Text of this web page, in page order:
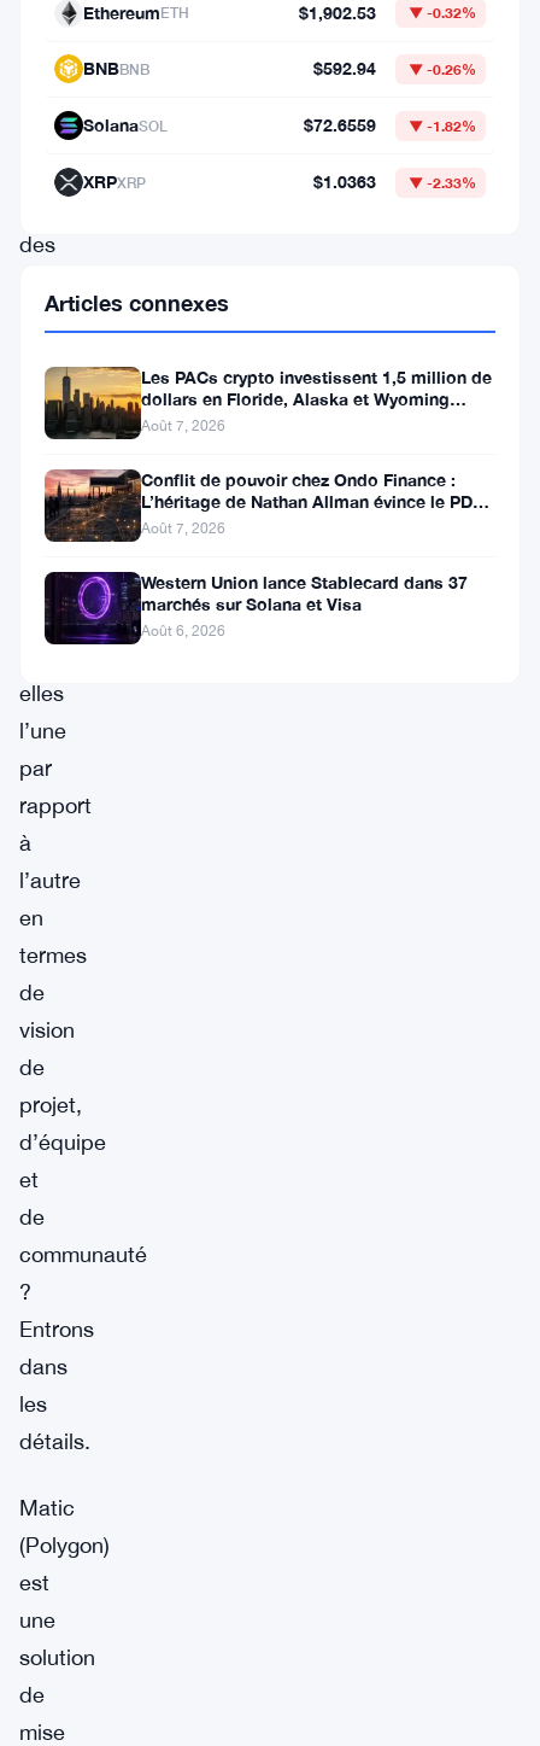
EOS.
deux
plateformes
des
uniques
servent
des
objectifs
distincts,
mais
comment
elles
l’une
par
rapport
à
l’autre
en
termes
de
vision
de
projet,
d’équipe
et
de
communauté
?
Entrons
dans
les
détails.
Matic
(Polygon)
est
une
solution
de
mise
EthereumETH $1,902.53 ▼ -0.32%
BNBBNB $592.94 ▼ -0.26%
SolanaSOL $72.6559 ▼ -1.82%
XRPXRP $1.0363 ▼ -2.33%
Articles connexes
Les PACs crypto investissent 1,5 million de
dollars en Floride, Alaska et Wyoming
après un revers au Michigan
Août 7, 2026
Conflit de pouvoir chez Ondo Finance :
L’héritage de Nathan Allman évince le PDG
Ian De Bode le 24 juillet
Août 7, 2026
Western Union lance Stablecard dans 37
marchés sur Solana et Visa
Août 6, 2026